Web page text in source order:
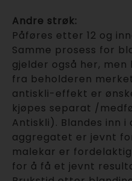
Andre strøk:
Påføres etter 12 og
Samme prosess for
gjelder også her,
fra beholderen
antiskli-effekt er
kjøpes separat /
Antiskli). Blandes inn
aggregatet er jevnt
malekar er
for å få et jevnt